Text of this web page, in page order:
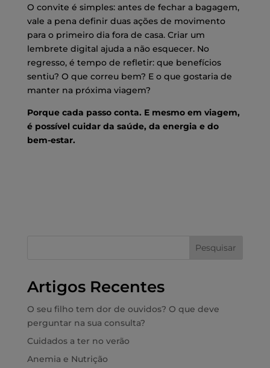
O convite é simples: antes de fechar a bagagem,
vale a pena definir duas ações de movimento
para o primeiro dia fora de casa. Criar um
lembrete digital ajuda a não esquecer. No
regresso, é tempo de refletir: que benefícios
sentiu? O que correu bem? E o que gostaria de
manter na próxima viagem?
Porque cada passo conta. E mesmo em viagem,
é possível cuidar da saúde, da energia e do
bem-estar.
Pesquisar
Artigos Recentes
O seu filho tem dor de ouvidos? O que deve
perguntar na sua consulta?
Cuidados a ter no verão
Anemia e Nutrição